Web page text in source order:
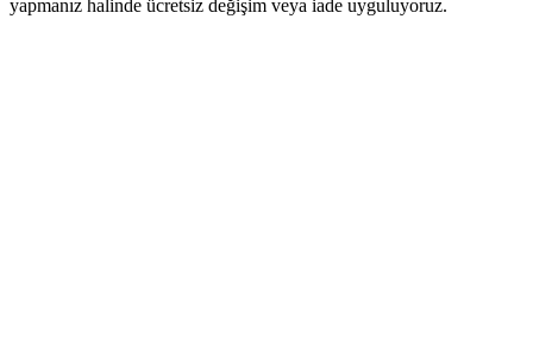
yapmanız halinde ücretsiz değişim veya iade uyguluyoruz.